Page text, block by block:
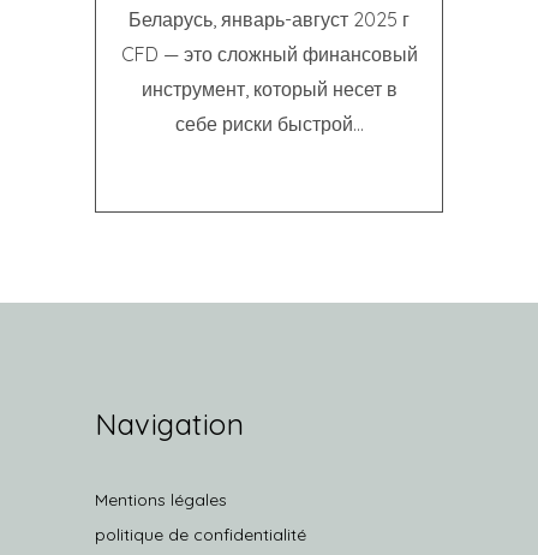
Беларусь, январь-август 2025 г
CFD — это сложный финансовый
инструмент, который несет в
себе риски быстрой...
Navigation
Mentions légales
politique de confidentialité